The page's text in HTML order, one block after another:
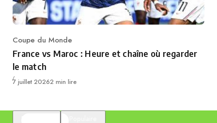
Category
Coupe du Monde
France vs Maroc : Heure et chaîne où regarder
le match
Publié
7 juillet 20262 min lire